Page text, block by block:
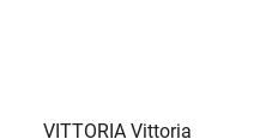
VITTORIA Vittoria